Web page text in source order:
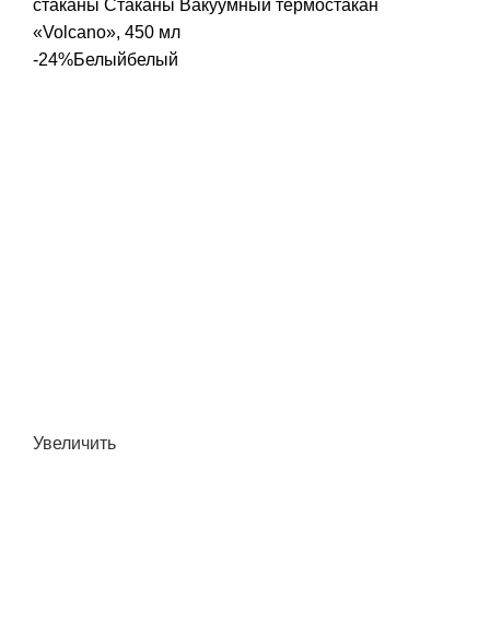
стаканы Стаканы Вакуумный термостакан
«Volcano», 450 мл
-24%Белыйбелый
Увеличить